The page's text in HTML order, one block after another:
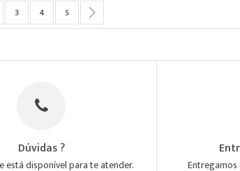
lendo a pagina
Página
3 Página
4 Página
5
Dúvidas ?
está disponível para te atender.